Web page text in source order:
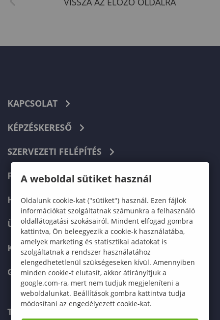
KAPCSOLAT
KÉPZÉSKERESŐ
SZERVEZETI FELÉPÍTÉS
FELVÉTELIZŐKNEK
HALLGATÓKNAK
ÜZLETI PARTNEREKNEK
KARRIER
GREEN UNIVERSITY
TELEFONKÖNYV
A weboldal sütiket használ
Oldalunk cookie-kat ("sütiket") használ. Ezen fájlok
információkat szolgáltatnak számunkra a felhasználó
oldallátogatási szokásairól. Mindent elfogad gombra
kattintva, Ön beleegyezik a cookie-k használatába,
amelyek marketing és statisztikai adatokat is
szolgáltatnak a rendszer használatához
elengedhetetlenül szükségeseken kívül. Amennyiben
minden cookie-t elutasít, akkor átirányítjuk a
google.com-ra, mert nem tudjuk megjeleníteni a
weboldalunkat. Beállítások gombra kattintva tudja
módosítani az engedélyezett cookie-kat.